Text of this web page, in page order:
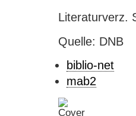
Literaturverz.
Quelle: DNB
biblio-net
mab2